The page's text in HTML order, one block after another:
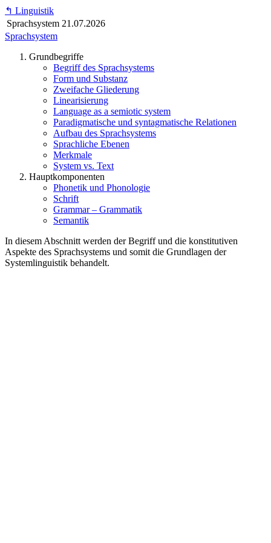
↰ Linguistik
Sprachsystem 21.07.2026
Sprachsystem
Grundbegriffe
Begriff des Sprachsystems
Form und Substanz
Zweifache Gliederung
Linearisierung
Language as a semiotic system
Paradigmatische und syntagmatische Relationen
Aufbau des Sprachsystems
Sprachliche Ebenen
Merkmale
System vs. Text
Hauptkomponenten
Phonetik und Phonologie
Schrift
Grammar – Grammatik
Semantik
In diesem Abschnitt werden der Begriff und die konstitutiven
Aspekte des Sprachsystems und somit die Grundlagen der
Systemlinguistik behandelt.